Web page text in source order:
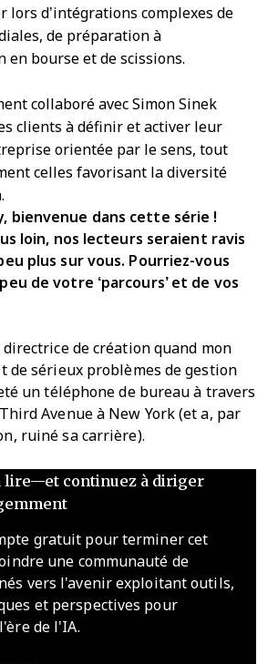
lors d’intégrations complexes de
de préparation à
en bourse et de scissions.
collaboré avec Simon Sinek
clients à définir et activer leur
orientée par le sens, tout
celles favorisant la diversité
bienvenue dans cette série !
loin, nos lecteurs seraient ravis
plus sur vous. Pourriez-vous
de votre ‘parcours’ et de vos
directrice de création quand mon
de sérieux problèmes de gestion
un téléphone de bureau à travers
Avenue à New York (et a, par
ruiné sa carrière).
lire—et continuez à diriger
gratuit pour terminer cet
une communauté de
vers l'avenir exploitant outils,
et perspectives pour
de l'IA.